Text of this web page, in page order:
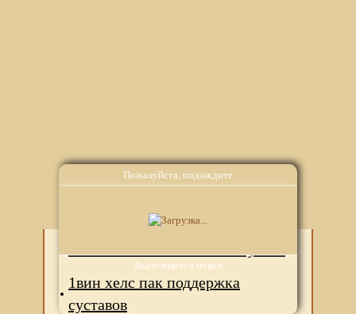
Пожалуйста, подождите
Выполняется поиск
Аналоги
1вин хелc пак поддержка
суставов